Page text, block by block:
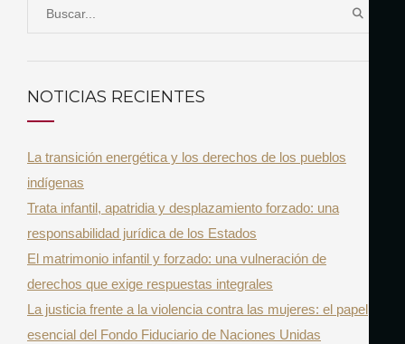
c
f
o
r
:
B
NOTICIAS RECIENTES
La transición energética y los derechos de los pueblos
indígenas
Trata infantil, apatridia y desplazamiento forzado: una
responsabilidad jurídica de los Estados
El matrimonio infantil y forzado: una vulneración de
derechos que exige respuestas integrales
La justicia frente a la violencia contra las mujeres: el papel
esencial del Fondo Fiduciario de Naciones Unidas